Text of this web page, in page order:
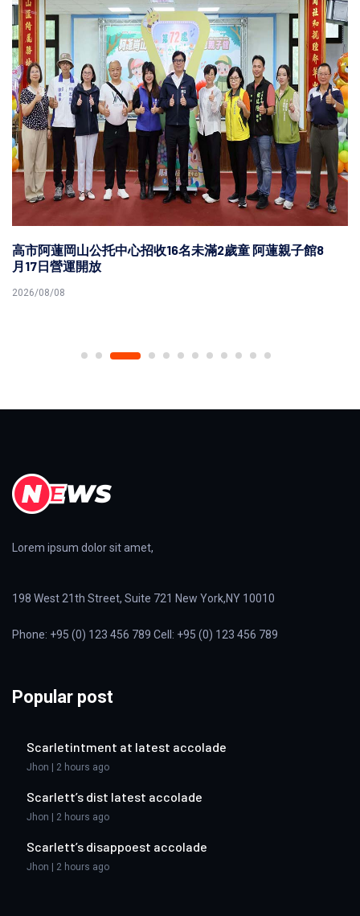
高市阿蓮岡山公托中心招收16名未滿2歲童 阿蓮親子館8
月17日營運開放
2026/08/08
Lorem ipsum dolor sit amet,
198 West 21th Street, Suite 721 New York,NY 10010
Phone: +95 (0) 123 456 789 Cell: +95 (0) 123 456 789
Popular post
Scarletintment at latest accolade
Jhon | 2 hours ago
Scarlett’s dist latest accolade
Jhon | 2 hours ago
Scarlett’s disappoest accolade
Jhon | 2 hours ago